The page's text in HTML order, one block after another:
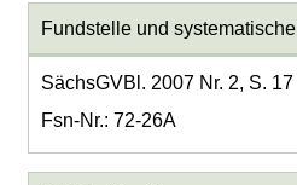
Fundstelle und
SächsGVBl. 2007 Nr. 2, S. 17
Fsn-Nr.: 72-26A